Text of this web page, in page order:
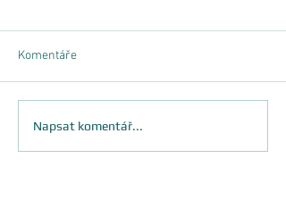
Komentáře
Napsat komentář...